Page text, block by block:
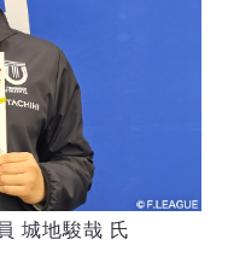
城地駿哉 氏